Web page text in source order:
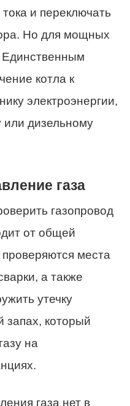
и переключать
Но для мощных
Единственным
котла к
электроэнергии,
дизельному
газа
газопровод
от общей
места
а также
утечку
запах, который
на
газа нет в